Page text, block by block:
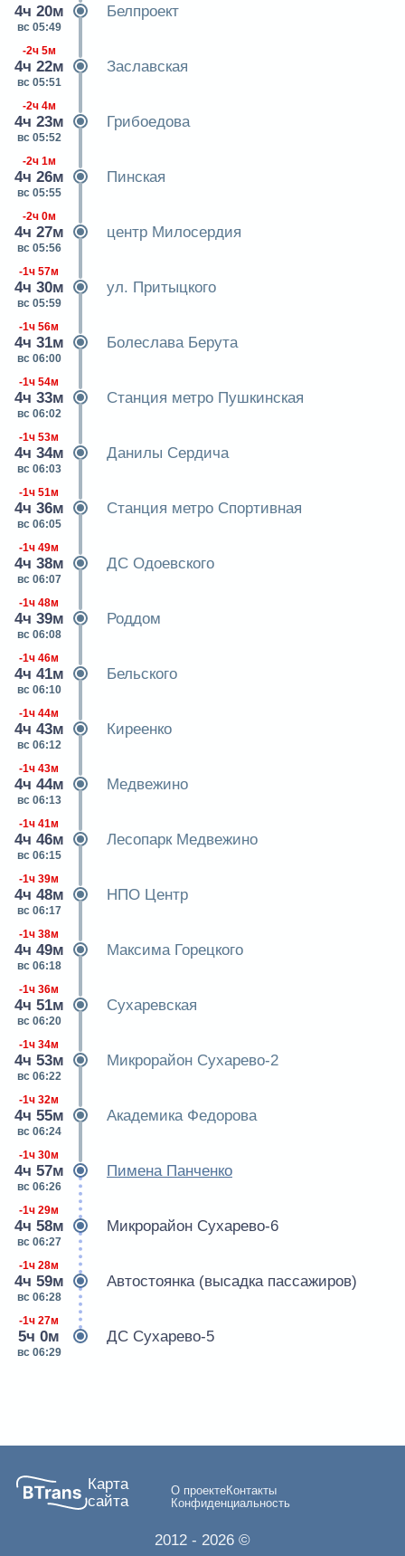
4ч 20м
вс 05:49
Белпроект
-2ч 5м
4ч 22м
вс 05:51
Заславская
-2ч 4м
4ч 23м
вс 05:52
Грибоедова
-2ч 1м
4ч 26м
вс 05:55
Пинская
-2ч 0м
4ч 27м
вс 05:56
центр Милосердия
-1ч 57м
4ч 30м
вс 05:59
ул. Притыцкого
-1ч 56м
4ч 31м
вс 06:00
Болеслава Берута
-1ч 54м
4ч 33м
вс 06:02
Станция метро Пушкинская
-1ч 53м
4ч 34м
вс 06:03
Данилы Сердича
-1ч 51м
4ч 36м
вс 06:05
Станция метро Спортивная
-1ч 49м
4ч 38м
вс 06:07
ДС Одоевского
-1ч 48м
4ч 39м
вс 06:08
Роддом
-1ч 46м
4ч 41м
вс 06:10
Бельского
-1ч 44м
4ч 43м
вс 06:12
Киреенко
-1ч 43м
4ч 44м
вс 06:13
Медвежино
-1ч 41м
4ч 46м
вс 06:15
Лесопарк Медвежино
-1ч 39м
4ч 48м
вс 06:17
НПО Центр
-1ч 38м
4ч 49м
вс 06:18
Максима Горецкого
-1ч 36м
4ч 51м
вс 06:20
Сухаревская
-1ч 34м
4ч 53м
вс 06:22
Микрорайон Сухарево-2
-1ч 32м
4ч 55м
вс 06:24
Академика Федорова
-1ч 30м
4ч 57м
вс 06:26
Пимена Панченко
-1ч 29м
4ч 58м
вс 06:27
Микрорайон Сухарево-6
-1ч 28м
4ч 59м
вс 06:28
Автостоянка (высадка пассажиров)
-1ч 27м
5ч 0м
вс 06:29
ДС Сухарево-5
Карта
сайта
О проектеКонтакты
Конфиденциальность
2012 - 2026 ©